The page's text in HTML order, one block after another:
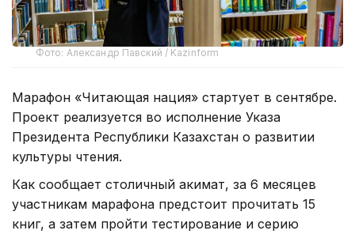
Фото: Александр Павский / Kazinform
Марафон «Читающая нация» стартует в сентябре.
Проект реализуется во исполнение Указа
Президента Республики Казахстан о развитии
культуры чтения.
Как сообщает столичный акимат, за 6 месяцев
участникам марафона предстоит прочитать 15
книг, а затем пройти тестирование и серию